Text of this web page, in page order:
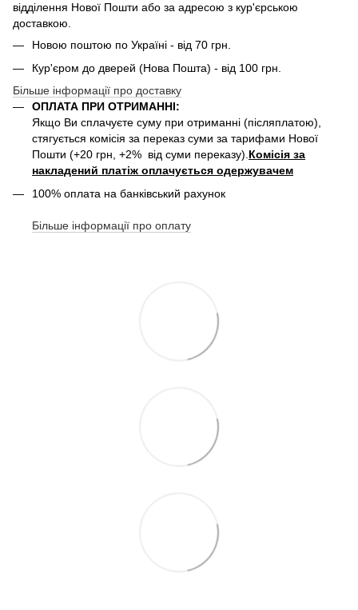
відділення Нової Пошти або за адресою з кур'єрською
доставкою.
Новою поштою по Україні - від 70 грн.
Кур'єром до дверей (Нова Пошта) - від 100 грн.
Більше інформації про доставку
ОПЛАТА ПРИ ОТРИМАННІ:
Якщо Ви сплачуєте суму при отриманні (післяплатою),
стягується комісія за переказ суми за тарифами Нової
Пошти (+20 грн, +2% від суми переказу). Комісія за
накладений платіж оплачується одержувачем
100% оплата на банківський рахунок
Більше інформації про оплату